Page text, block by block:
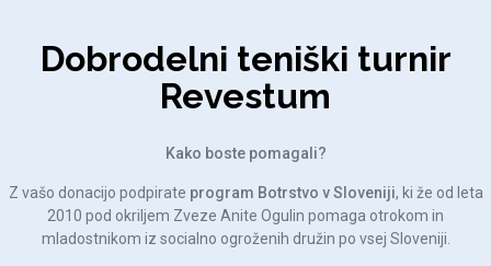
Dobrodelni teniški turnir
Revestum
Kako boste pomagali?
Z vašo donacijo podpirate program Botrstvo v Sloveniji, ki že od leta
2010 pod okriljem Zveze Anite Ogulin pomaga otrokom in
mladostnikom iz socialno ogroženih družin po vsej Sloveniji.